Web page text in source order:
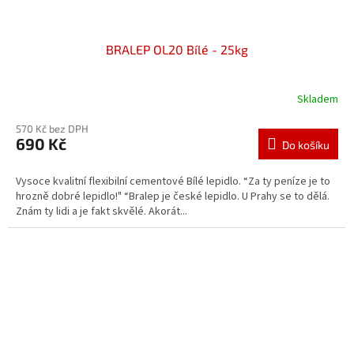
BRALEP OL20 Bílé - 25kg
Skladem
570 Kč bez DPH
690 Kč Do košíku
Vysoce kvalitní flexibilní cementové Bílé lepidlo. “Za ty peníze je to
hrozně dobré lepidlo!" “Bralep je české lepidlo. U Prahy se to dělá.
Znám ty lidi a je fakt skvělé. Akorát...